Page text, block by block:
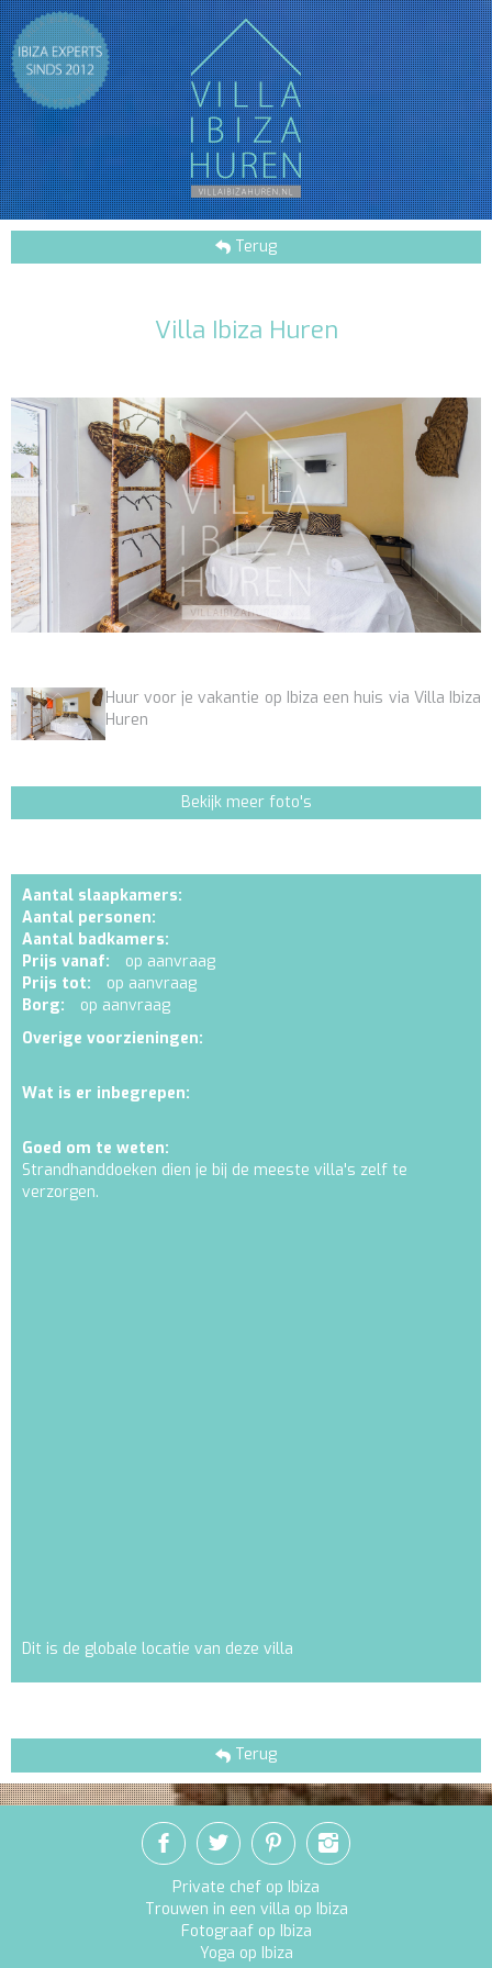
Terug
Villa Ibiza Huren
Huur voor je vakantie op Ibiza een huis via Villa Ibiza
Huren
Bekijk meer foto's
Aantal slaapkamers:
Aantal personen:
Aantal badkamers:
Prijs vanaf:
op aanvraag
Prijs tot:
op aanvraag
Borg:
op aanvraag
Overige voorzieningen:
Wat is er inbegrepen:
Goed om te weten:
Strandhanddoeken dien je bij de meeste villa's zelf te
verzorgen.
Dit is de globale locatie van deze villa
Terug
Private chef op Ibiza
Trouwen in een villa op Ibiza
Fotograaf op Ibiza
Yoga op Ibiza